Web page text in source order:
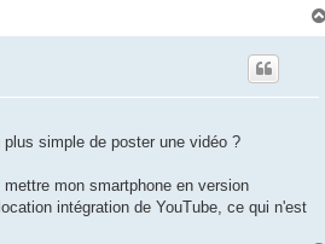
plus simple de poster une vidéo ?
mon smartphone en version
intégration de YouTube, ce qui n'est